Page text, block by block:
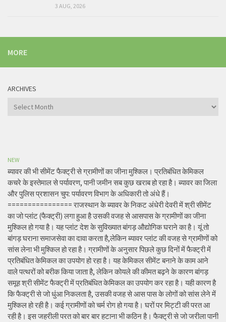
3 AUG, 2026
MORE
ARCHIVES
Archives
NEW
ब्यावर की भी सीमेंट फैक्ट्री से ग्रामीणों का जीना मुश्किल। प्रतिबंधित केमिकल
कचरे के इस्तेमाल से पर्यावरण, पानी जमीन सब कुछ खराब हो रहा है। ब्यावर का जिला
और पुलिस प्रशासन चुप: पर्यावरण विभाग के अधिकारी तो अंधे हैं।
================ राजस्थान के ब्यावर के निकट अंधेरी देवरी में श्री सीमेंट
का जो प्लांट (फैक्ट्री) लगा हुआ है उसकी वजह से आसपास के ग्रामीणों का जीना
मुश्किल हो गया है। यह प्लांट देश के सुविख्यात बांगड़ औद्योगिक घराने का है। यूं तो
बांगड़ घराना समाजसेवा का दावा करता है,लेकिन ब्यावर प्लांट की वजह से ग्रामीणों को
सांस लेना भी मुश्किल हो रहा है। ग्रामीणों के अनुसार पिछले कुछ दिनों में फैक्ट्री में
प्रतिबंधित केमिकल का उपयोग हो रहा है। यह केमिकल सीमेंट बनाने के काम आने
वाले पत्थरों को बरीक किया जाता है, लेकिन कोयले की कीमत बढ़ने के कारण बांगड़
समूह श्री सीमेंट फैक्ट्री में प्रतिबंधित केमिकल का उपयोग कर रहा है। यही कारण है
कि फैक्ट्री से जो धुंआ निकलता है, उसकी वजह से आस पास के लोगों को सांस लेने में
मुश्किल हो रही है। कई ग्रामीणों को चर्म रोग हो गया है। घरों पर मिट्टी की परत आ
रही है। इस जहरीली परत को बार बार हटाना भी कठिन है। फैक्ट्री से जो जरीला पानी